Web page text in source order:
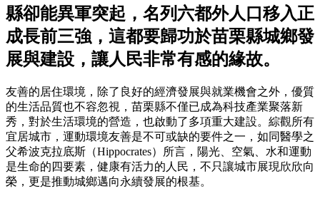
縣卻能異軍突起，名列六都外人口移入正
成長前三強，這都要歸功於苗栗縣城鄉發
展與建設，讓人民非常有感的緣故。
友善的居住環境，除了良好的經濟發展與就業機會之外，優質
的生活品質也不容忽視，苗栗縣不僅已成為科技產業聚落新
秀，對於生活環境的營造，也啟動了多項重大建設。綜觀所有
宜居城市，運動環境友善是不可或缺的要件之一，如同醫學之
父希波克拉底斯（Hippocrates）所言，陽光、空氣、水和運動
是生命的四要素，健康有活力的人民，不只讓城市展現欣欣向
榮，更是推動城鄉邁向永續發展的根基。